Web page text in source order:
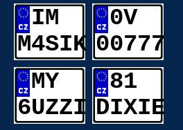
IM
M4SIK
0V
00777
MY
6UZZI
81
DIXIE